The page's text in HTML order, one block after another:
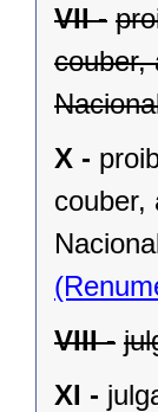
VII -
couber,
X -
couber,
VIII -
XI -